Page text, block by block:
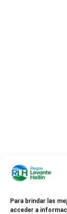
Para brindar las
acceder a